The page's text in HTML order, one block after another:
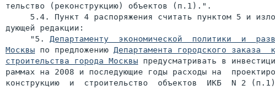
тельство (реконструкцию) объектов (п.1).".
5.4. Пункт 4 распоряжения считать пунктом 5 и
дующей редакции:
     "5.
Департаменту  экономической  политики  и
Москвы по предложению Департамента городского заказа
строительства города Москвы предусматривать в
раммах на 2008 и последующие годы расходы на
конструкцию  и  строительство  объектов  ИКБ  N 2